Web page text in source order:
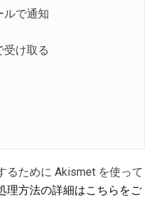
ルで通知
受け取る
るために Akismet を使って
理方法の詳細はこちらをご